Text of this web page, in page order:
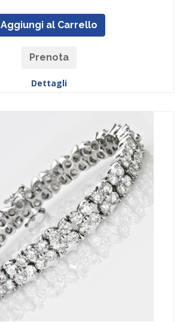
Aggiungi al Carrello
Prenota
Dettagli